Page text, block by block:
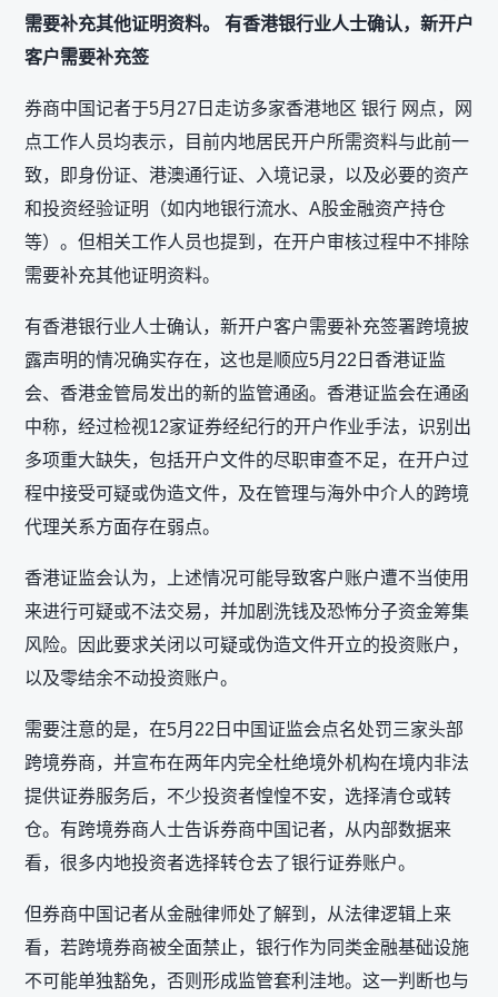
需要补充其他证明资料。 有香港银行业人士确认，新开户
客户需要补充签
券商中国记者于5月27日走访多家香港地区 银行 网点，网
点工作人员均表示，目前内地居民开户所需资料与此前一
致，即身份证、港澳通行证、入境记录，以及必要的资产
和投资经验证明（如内地银行流水、A股金融资产持仓
等）。但相关工作人员也提到，在开户审核过程中不排除
需要补充其他证明资料。
有香港银行业人士确认，新开户客户需要补充签署跨境披
露声明的情况确实存在，这也是顺应5月22日香港证监
会、香港金管局发出的新的监管通函。香港证监会在通函
中称，经过检视12家证券经纪行的开户作业手法，识别出
多项重大缺失，包括开户文件的尽职审查不足，在开户过
程中接受可疑或伪造文件，及在管理与海外中介人的跨境
代理关系方面存在弱点。
香港证监会认为，上述情况可能导致客户账户遭不当使用
来进行可疑或不法交易，并加剧洗钱及恐怖分子资金筹集
风险。因此要求关闭以可疑或伪造文件开立的投资账户，
以及零结余不动投资账户。
需要注意的是，在5月22日中国证监会点名处罚三家头部
跨境券商，并宣布在两年内完全杜绝境外机构在境内非法
提供证券服务后，不少投资者惶惶不安，选择清仓或转
仓。有跨境券商人士告诉券商中国记者，从内部数据来
看，很多内地投资者选择转仓去了银行证券账户。
但券商中国记者从金融律师处了解到，从法律逻辑上来
看，若跨境券商被全面禁止，银行作为同类金融基础设施
不可能单独豁免，否则形成监管套利洼地。这一判断也与